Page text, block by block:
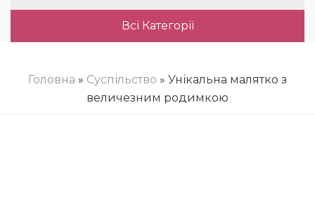
Всі Категорії
Головна » Суспільство » Унікальна малятко з
величезним родимкою